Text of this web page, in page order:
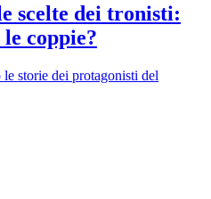
scelte dei tronisti:
coppie?
storie dei protagonisti del